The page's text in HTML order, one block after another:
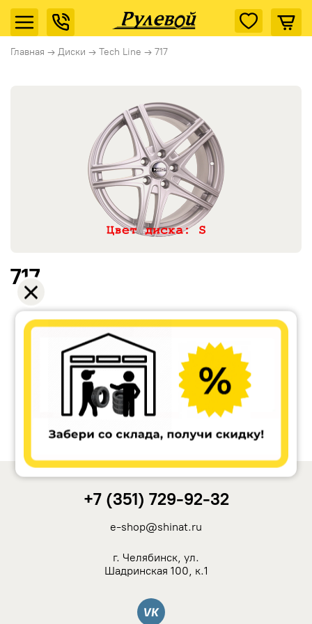
Главная → Диски → Tech Line → 717
Remain
Carwel
717
+7 (351) 729-92-32
e-shop@shinat.ru
г. Челябинск, ул.
Шадринская 100, к.1
Вконтакте